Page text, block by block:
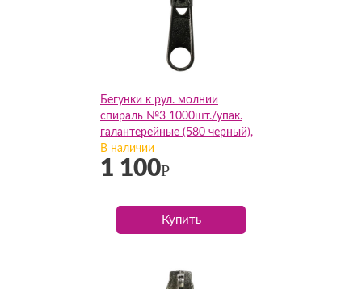
Бегунки к рул. молнии
спираль №3 1000шт./упак.
галантерейные (580 черный),
упак
В наличии
1 100Р
Купить